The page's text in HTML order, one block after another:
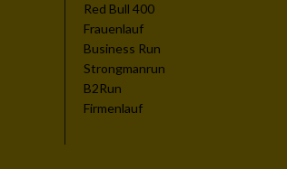
Red Bull 400
Frauenlauf
Business Run
Strongmanrun
B2Run
Firmenlauf